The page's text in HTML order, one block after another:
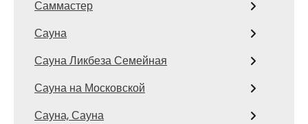
Саммастер
Сауна
Сауна Ликбеза Семейная
Сауна на Московской
Сауна, Сауна